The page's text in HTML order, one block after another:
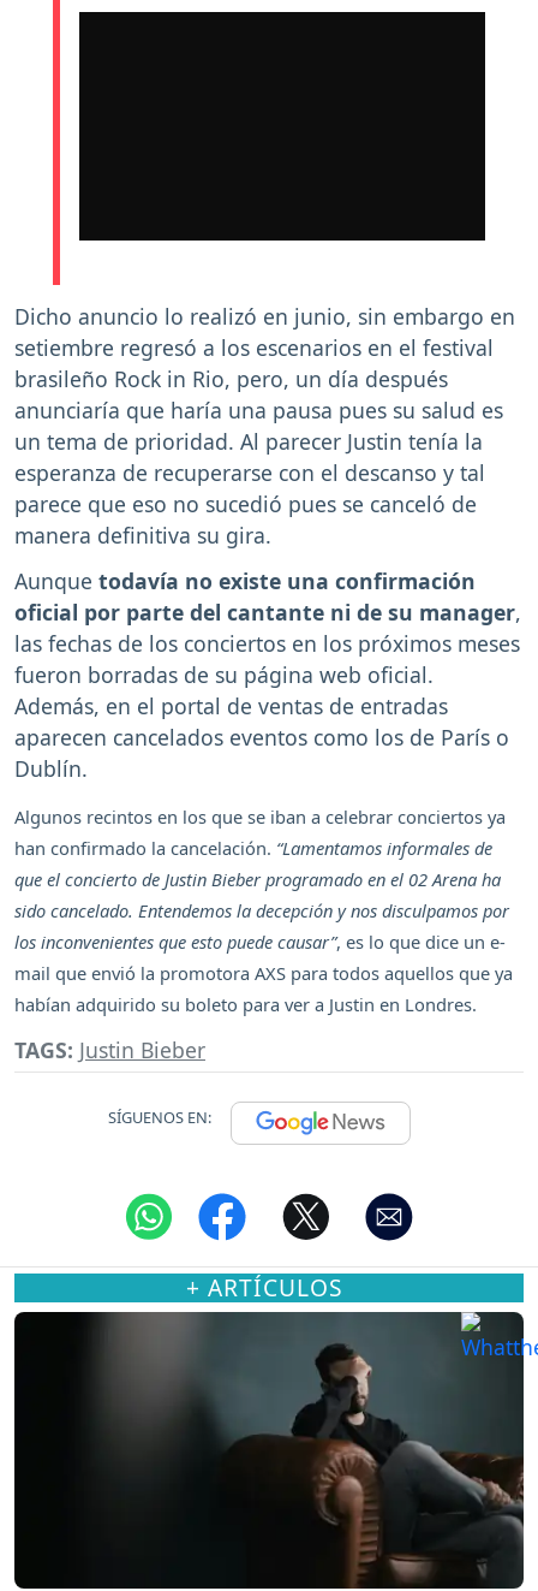
Dicho anuncio lo realizó en junio, sin embargo en
setiembre regresó a los escenarios en el festival
brasileño Rock in Rio, pero, un día después
anunciaría que haría una pausa pues su salud es
un tema de prioridad. Al parecer Justin tenía la
esperanza de recuperarse con el descanso y tal
parece que eso no sucedió pues se canceló de
manera definitiva su gira.
Aunque todavía no existe una confirmación
oficial por parte del cantante ni de su manager,
las fechas de los conciertos en los próximos meses
fueron borradas de su página web oficial.
Además, en el portal de ventas de entradas
aparecen cancelados eventos como los de París o
Dublín.
Algunos recintos en los que se iban a celebrar conciertos ya
han confirmado la cancelación. “Lamentamos informales de
que el concierto de Justin Bieber programado en el 02 Arena ha
sido cancelado. Entendemos la decepción y nos disculpamos por
los inconvenientes que esto puede causar”, es lo que dice un e-
mail que envió la promotora AXS para todos aquellos que ya
habían adquirido su boleto para ver a Justin en Londres.
TAGS: Justin Bieber
SÍGUENOS EN:
+ ARTÍCULOS